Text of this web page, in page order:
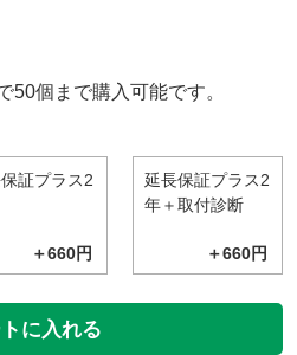
個まで購入可能です。
証プラス2
＋660円
延長保証プラス2
年＋取付診断
＋660円
に入れる